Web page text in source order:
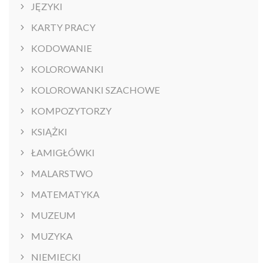
JĘZYKI
KARTY PRACY
KODOWANIE
KOLOROWANKI
KOLOROWANKI SZACHOWE
KOMPOZYTORZY
KSIĄŻKI
ŁAMIGŁÓWKI
MALARSTWO
MATEMATYKA
MUZEUM
MUZYKA
NIEMIECKI